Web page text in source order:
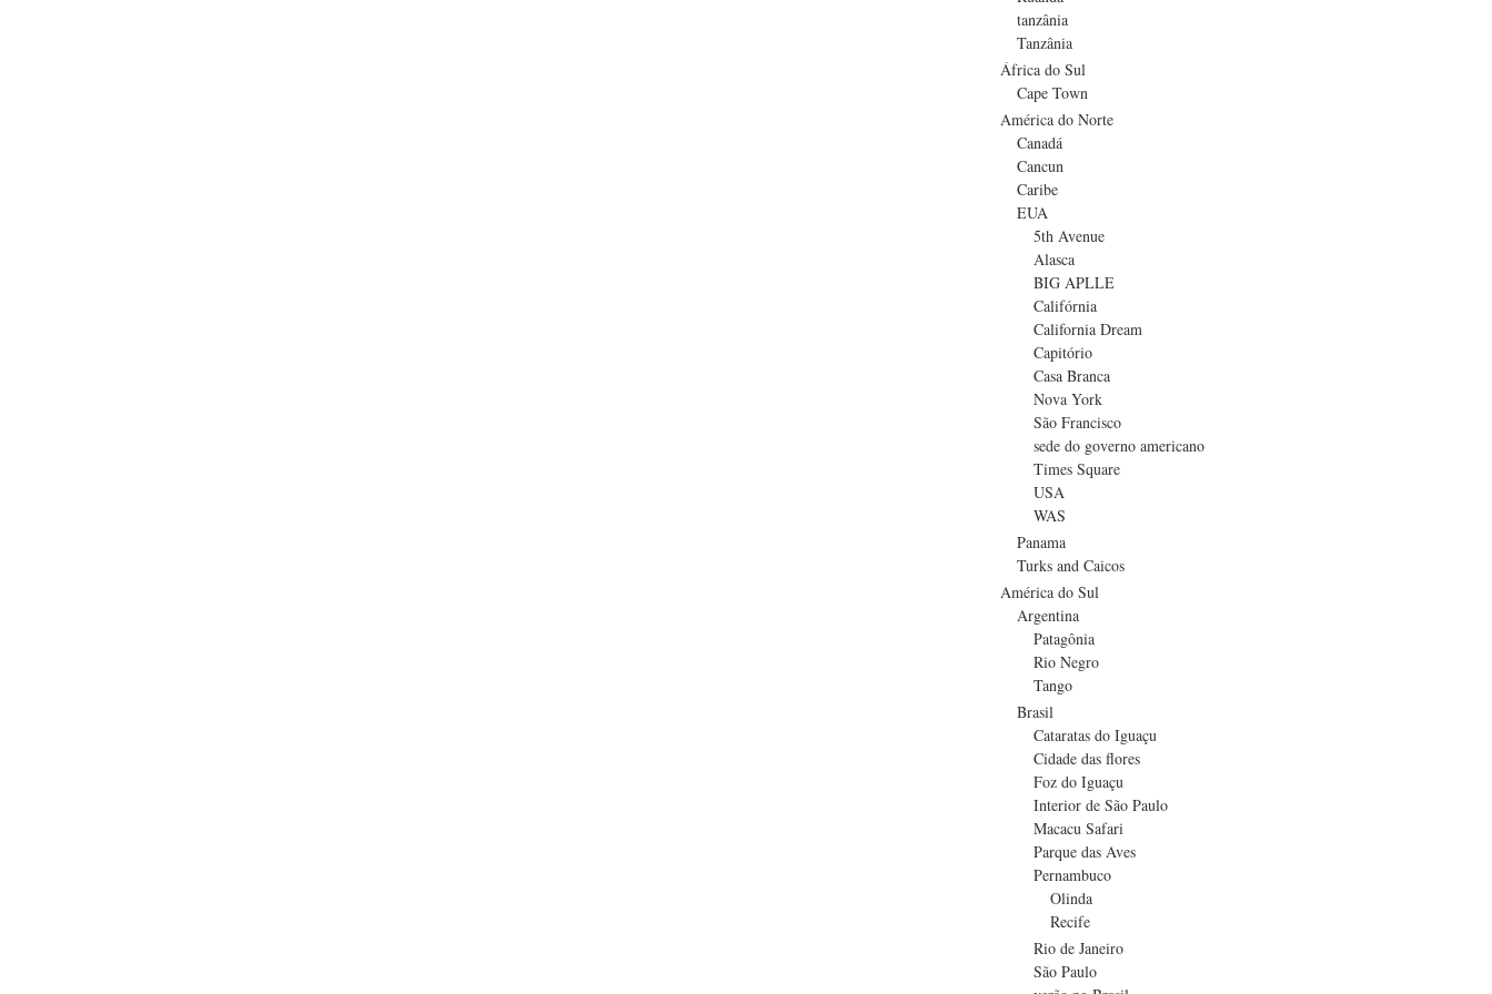
tanzânia
Tanzânia
África do Sul
Cape Town
América do Norte
Canadá
Cancun
Caribe
EUA
5th Avenue
Alasca
BIG APLLE
Califórnia
California Dream
Capitório
Casa Branca
Nova York
São Francisco
sede do governo americano
Times Square
USA
WAS
Panama
Turks and Caicos
América do Sul
Argentina
Patagônia
Rio Negro
Tango
Brasil
Cataratas do Iguaçu
Cidade das flores
Foz do Iguaçu
Interior de São Paulo
Macacu Safari
Parque das Aves
Pernambuco
Olinda
Recife
Rio de Janeiro
São Paulo